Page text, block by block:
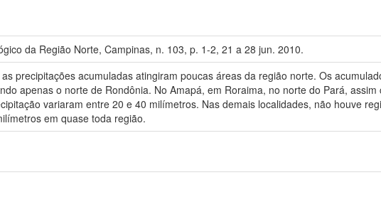
da Região Norte, Campinas, n. 103, p. 1-2, 21 a 28 jun. 2010.
precipitações acumuladas atingiram poucas áreas da região norte. Os
apenas o norte de Rondônia. No Amapá, em Roraima, no norte do Pará,
variaram entre 20 e 40 milímetros. Nas demais localidades, não houve
em quase toda região.